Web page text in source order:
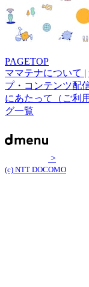
PAGETOP
ママテナについて |
プ・コンテンツ配
にあたって（ご利
グ一覧
>
(c) NTT DOCOMO